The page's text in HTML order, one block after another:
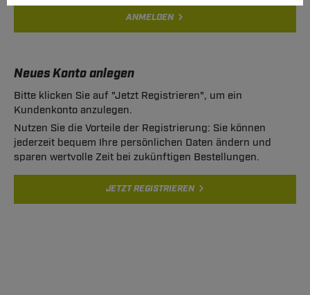
ANMELDEN
Neues Konto anlegen
Bitte klicken Sie auf "Jetzt Registrieren", um ein
Kundenkonto anzulegen.
Nutzen Sie die Vorteile der Registrierung: Sie können
jederzeit bequem Ihre persönlichen Daten ändern und
sparen wertvolle Zeit bei zukünftigen Bestellungen.
JETZT REGISTRIEREN